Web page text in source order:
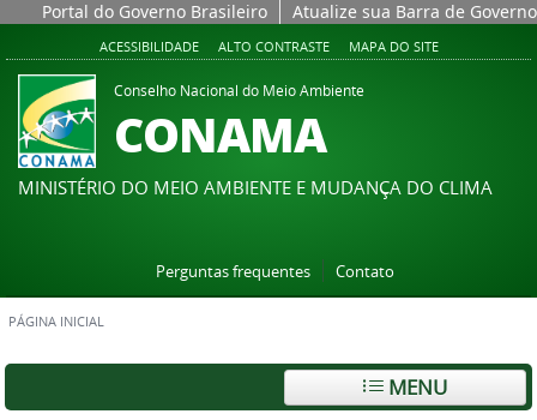
Portal do Governo Brasileiro Atualize sua Barra de Governo
ACESSIBILIDADE ALTO CONTRASTE MAPA DO SITE
Conselho Nacional do Meio Ambiente
CONAMA
MINISTÉRIO DO MEIO AMBIENTE E MUDANÇA DO CLIMA
Perguntas frequentes Contato
PÁGINA INICIAL
MENU